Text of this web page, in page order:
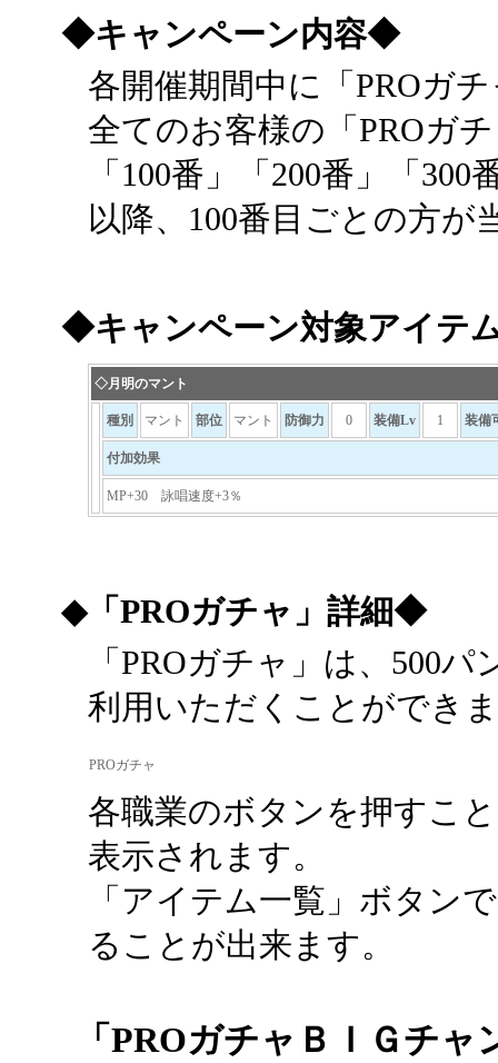
◆キャンペーン内容◆
各開催期間中に「PROガ
全てのお客様の「PROガ
「100番」「200番」「300
以降、100番目ごとの方が
◆キャンペーン対象アイテ
◇月明のマント
種別 マント 部位 マント 防御力 0 装備Lv 1 装備
付加効果
MP+30 詠唱速度+3％
◆「PROガチャ」詳細◆
「PROガチャ」は、500
利用いただくことができ
PROガチャ
各職業のボタンを押すこ
表示されます。
「アイテム一覧」ボタン
ることが出来ます。
「PROガチャＢＩＧチ